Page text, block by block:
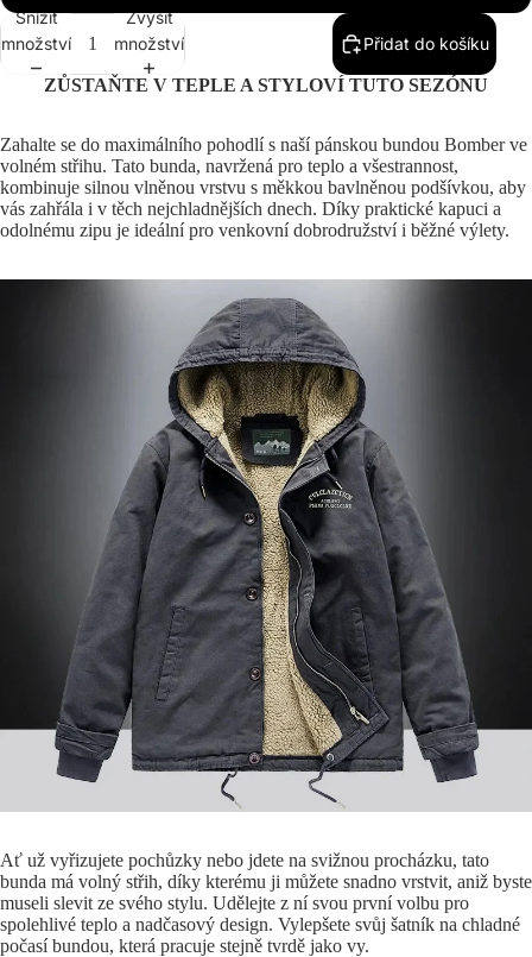
Snížit
množství
Zvýšit
množství
Přidat do košíku
ZŮSTAŇTE V TEPLE A STYLOVÍ TUTO SEZÓNU
Zahalte se do maximálního pohodlí s naší pánskou bundou Bomber ve
volném střihu. Tato bunda, navržená pro teplo a všestrannost,
kombinuje silnou vlněnou vrstvu s měkkou bavlněnou podšívkou, aby
vás zahřála i v těch nejchladnějších dnech. Díky praktické kapuci a
odolnému zipu je ideální pro venkovní dobrodružství i běžné výlety.
Ať už vyřizujete pochůzky nebo jdete na svižnou procházku, tato
bunda má volný střih, díky kterému ji můžete snadno vrstvit, aniž byste
museli slevit ze svého stylu. Udělejte z ní svou první volbu pro
spolehlivé teplo a nadčasový design. Vylepšete svůj šatník na chladné
počasí bundou, která pracuje stejně tvrdě jako vy.